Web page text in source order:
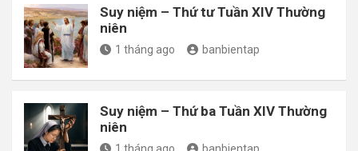
Suy niệm – Thứ tư Tuần XIV Thường
niên
1 tháng ago banbientap
Suy niệm – Thứ ba Tuần XIV Thường
niên
1 tháng ago banbientap